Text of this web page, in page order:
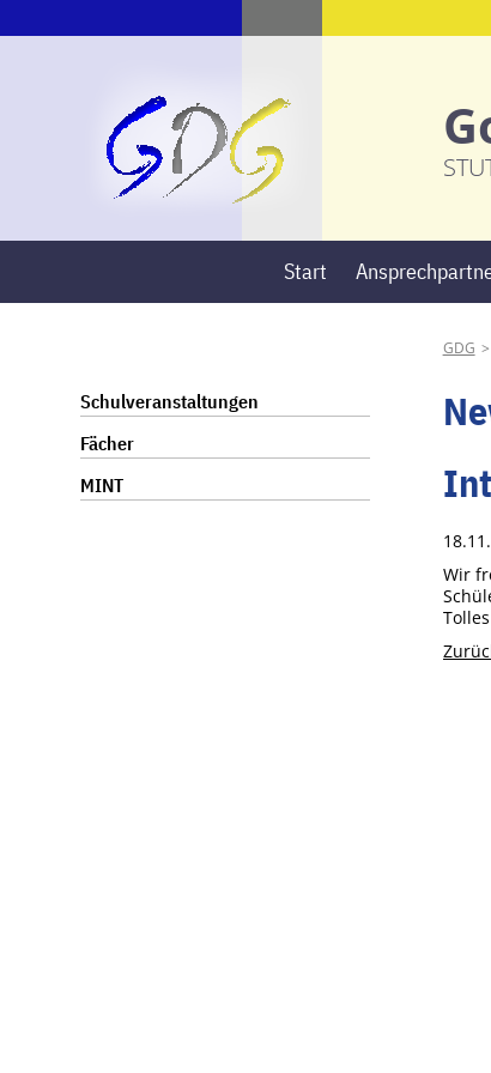
Start
GDG
Wir
Tolles
Navigation
überspringen
Schulveranstaltungen
Fächer
MINT